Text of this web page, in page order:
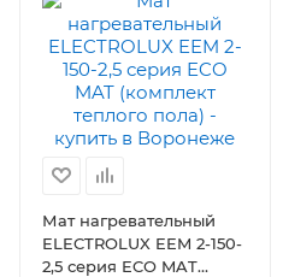
Мат нагревательный
ELECTROLUX EEM 2-150-
2,5 серия ECO MAT